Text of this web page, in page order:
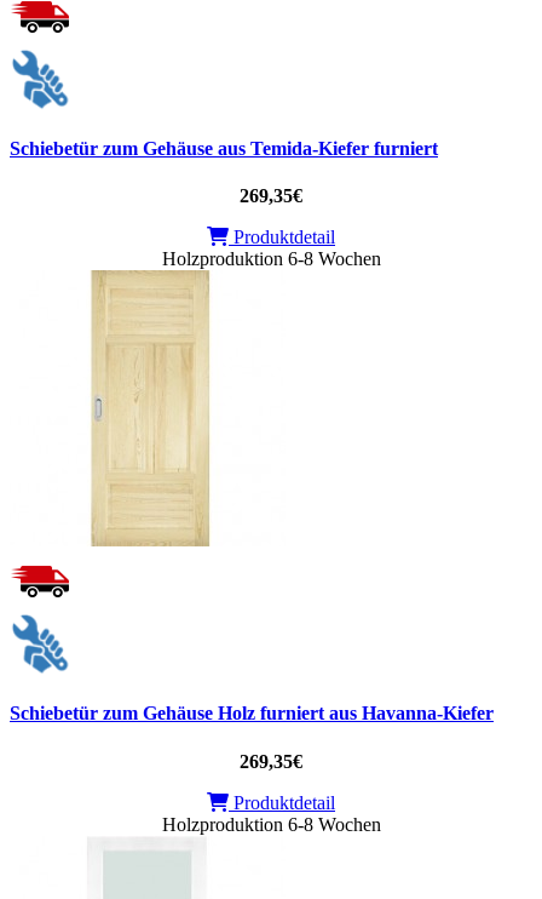
Schiebetür zum Gehäuse aus Temida-Kiefer furniert
269,35€
Produktdetail
Holzproduktion 6-8 Wochen
Schiebetür zum Gehäuse Holz furniert aus Havanna-Kiefer
269,35€
Produktdetail
Holzproduktion 6-8 Wochen